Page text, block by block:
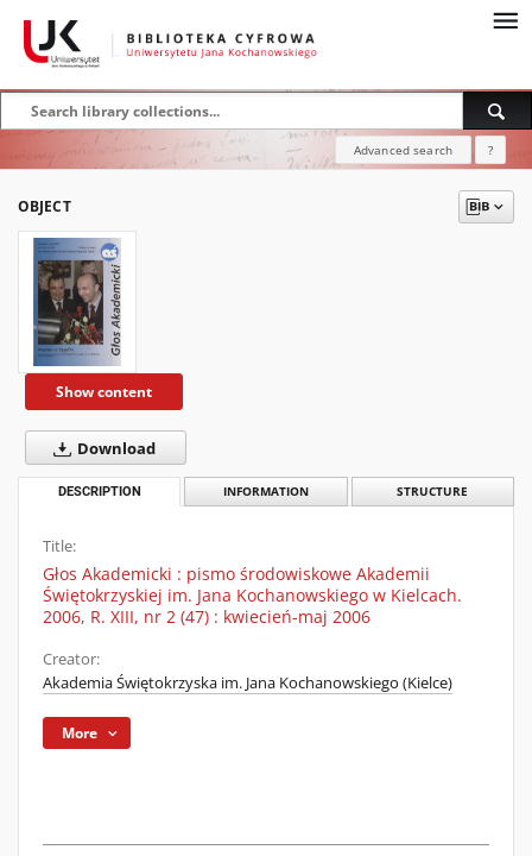
Advanced search ?
OBJECT
Show content
Download
DESCRIPTION INFORMATION STRUCTURE
Title:
Głos Akademicki : pismo środowiskowe Akademii
Świętokrzyskiej im. Jana Kochanowskiego w Kielcach.
2006, R. XIII, nr 2 (47) : kwiecień-maj 2006
Creator:
Akademia Świętokrzyska im. Jana Kochanowskiego (Kielce)
More